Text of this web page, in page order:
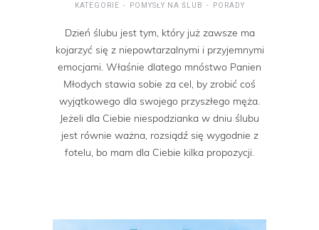
KATEGORIE POMYSŁY NA ŚLUB PORADY
Dzień ślubu jest tym, który już zawsze ma
kojarzyć się z niepowtarzalnymi i przyjemnymi
emocjami. Właśnie dlatego mnóstwo Panien
Młodych stawia sobie za cel, by zrobić coś
wyjątkowego dla swojego przyszłego męża.
Jeżeli dla Ciebie niespodzianka w dniu ślubu
jest równie ważna, rozsiądź się wygodnie z
fotelu, bo mam dla Ciebie kilka propozycji.